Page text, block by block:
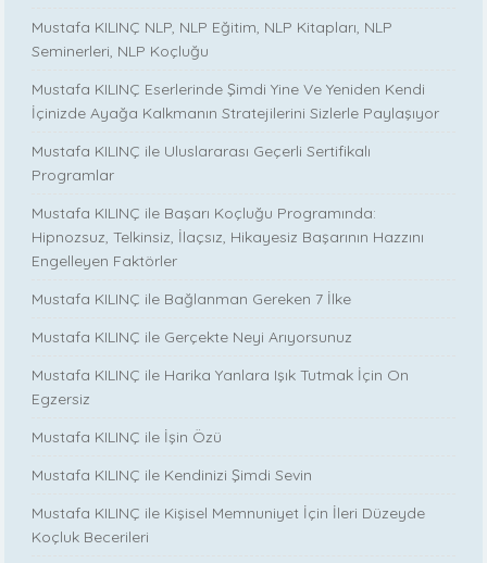
Mustafa KILINÇ NLP, NLP Eğitim, NLP Kitapları, NLP
Seminerleri, NLP Koçluğu
Mustafa KILINÇ Eserlerinde Şimdi Yine Ve Yeniden Kendi
İçinizde Ayağa Kalkmanın Stratejilerini Sizlerle Paylaşıyor
Mustafa KILINÇ ile Uluslararası Geçerli Sertifikalı
Programlar
Mustafa KILINÇ ile Başarı Koçluğu Programında:
Hipnozsuz, Telkinsiz, İlaçsız, Hikayesiz Başarının Hazzını
Engelleyen Faktörler
Mustafa KILINÇ ile Bağlanman Gereken 7 İlke
Mustafa KILINÇ ile Gerçekte Neyi Arıyorsunuz
Mustafa KILINÇ ile Harika Yanlara Işık Tutmak İçin On
Egzersiz
Mustafa KILINÇ ile İşin Özü
Mustafa KILINÇ ile Kendinizi Şimdi Sevin
Mustafa KILINÇ ile Kişisel Memnuniyet İçin İleri Düzeyde
Koçluk Becerileri